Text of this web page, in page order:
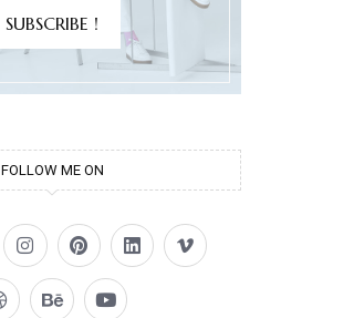
SUBSCRIBE !
FOLLOW ME ON